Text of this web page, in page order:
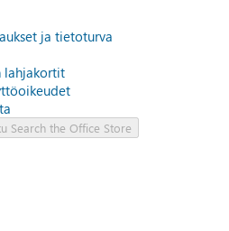
ja tietoturva
lahjakortit
Search the Office Store